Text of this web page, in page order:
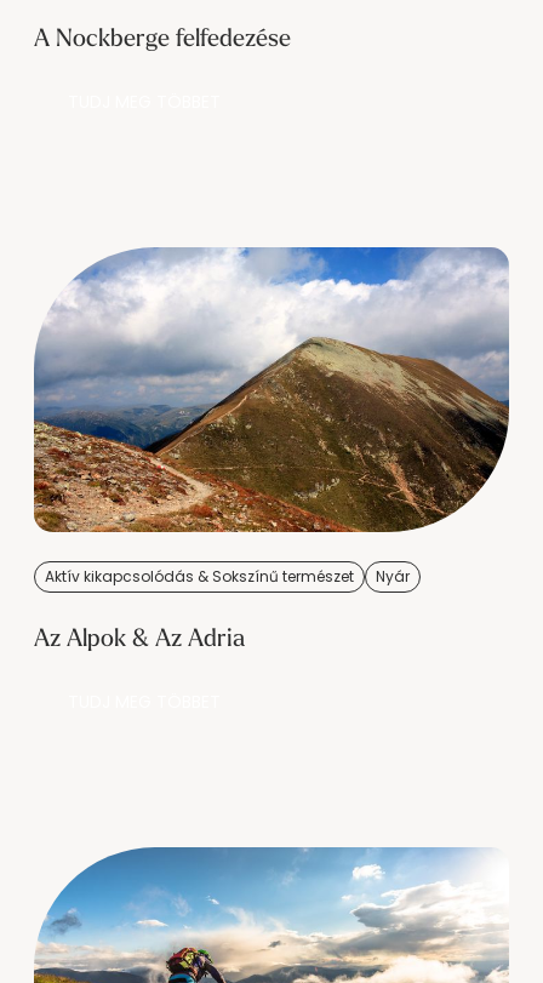
A Nockberge felfedezése
Aktív kikapcsolódás & Sokszínű természet Nyár
Az Alpok & Az Adria